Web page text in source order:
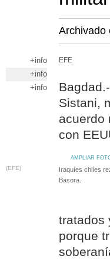
Archivado
+info
+info
+info
EFE
Sistani,
acuerdo
con
AMPLIAR
(EFE)
Iraquíes chiíes
Basora.
tratados
porque